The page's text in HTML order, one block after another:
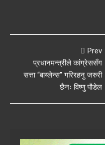
Prev
प्रधानमन्त्रीले कांग्रेससँग
सत्ता “बाय्लेन्स” गरिरहनु जरुरी
छैनः विष्णु पौडेल